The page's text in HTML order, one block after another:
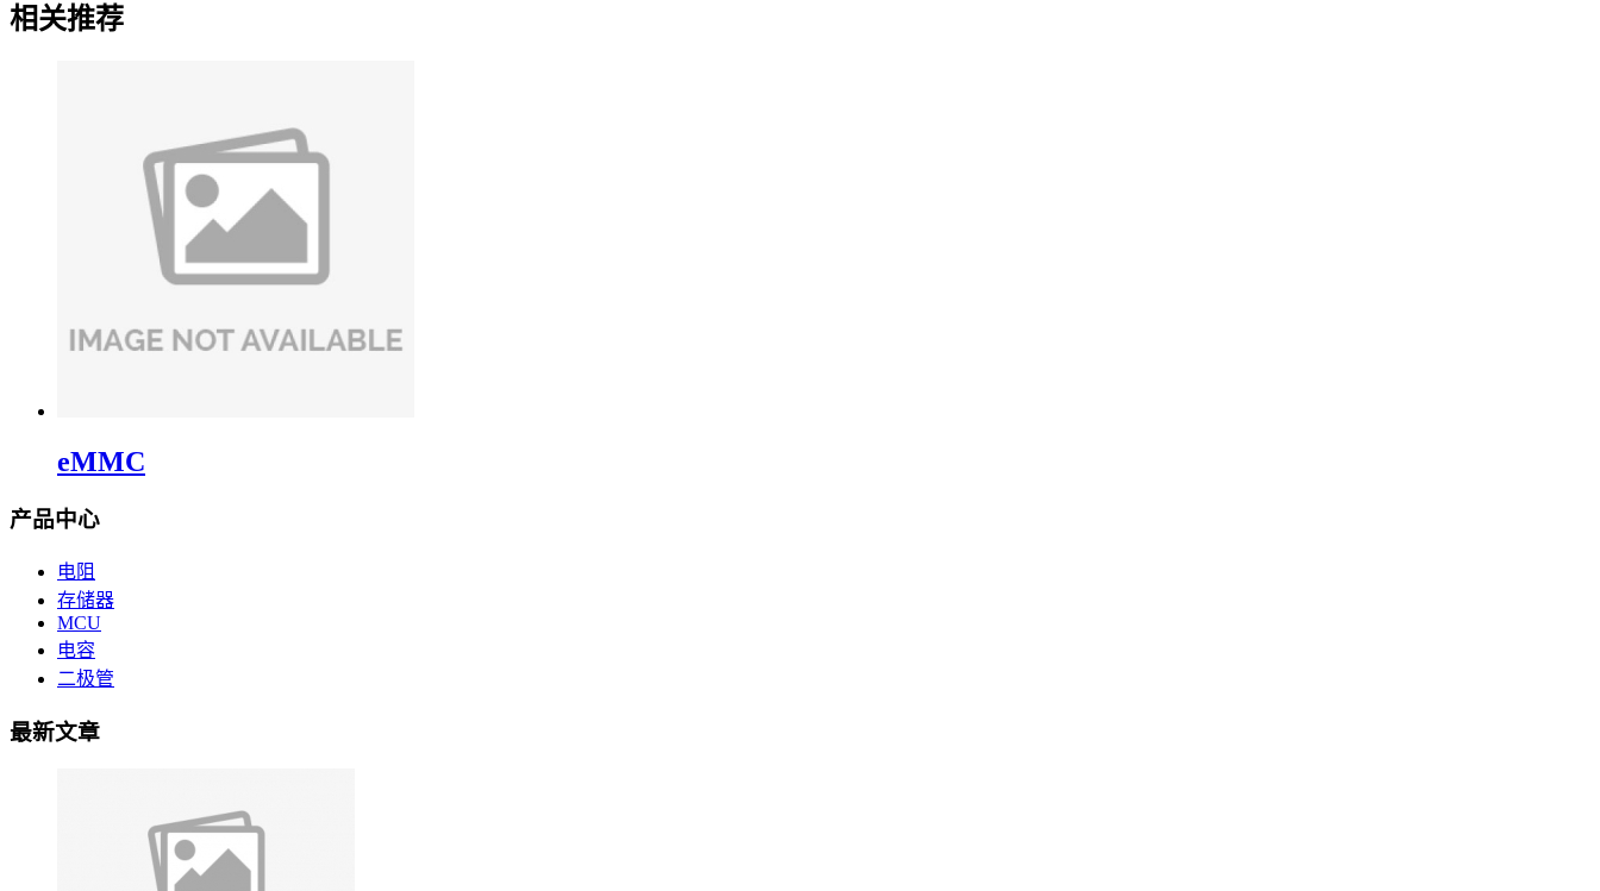
相关推荐
eMMC
产品中心
电阻
存储器
MCU
电容
二极管
最新文章